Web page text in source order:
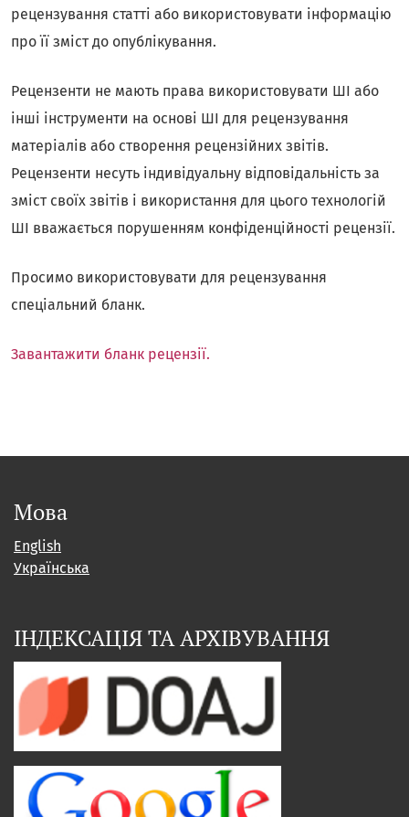
рецензування статті або використовувати інформацію
про її зміст до опублікування.
Рецензенти не мають права використовувати ШІ або
інші інструменти на основі ШІ для рецензування
матеріалів або створення рецензійних звітів.
Рецензенти несуть індивідуальну відповідальність за
зміст своїх звітів і використання для цього технологій
ШІ вважається порушенням конфіденційності рецензії.
Просимо використовувати для рецензування
спеціальний бланк.
Завантажити бланк рецензії.
Мова
English
Українська
ІНДЕКСАЦІЯ ТА АРХІВУВАННЯ